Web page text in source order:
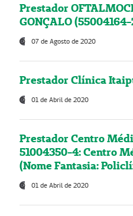
Prestador
GONÇALO
07 de Agosto de 2020
Prestador Clínica
01 de Abril de 2020
Prestador Centro
51004350-4: Centro
(Nome Fantasia:
01 de Abril de 2020